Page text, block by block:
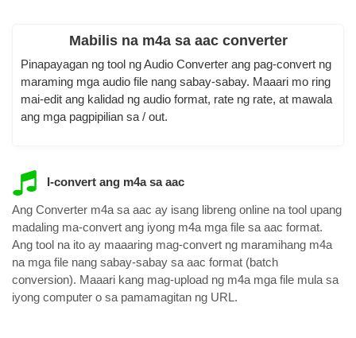
Mabilis na m4a sa aac converter
Pinapayagan ng tool ng Audio Converter ang pag-convert ng
maraming mga audio file nang sabay-sabay. Maaari mo ring
mai-edit ang kalidad ng audio format, rate ng rate, at mawala
ang mga pagpipilian sa / out.
I-convert ang m4a sa aac
Ang Converter m4a sa aac ay isang libreng online na tool upang
madaling ma-convert ang iyong m4a mga file sa aac format.
Ang tool na ito ay maaaring mag-convert ng maramihang m4a
na mga file nang sabay-sabay sa aac format (batch
conversion). Maaari kang mag-upload ng m4a mga file mula sa
iyong computer o sa pamamagitan ng URL.